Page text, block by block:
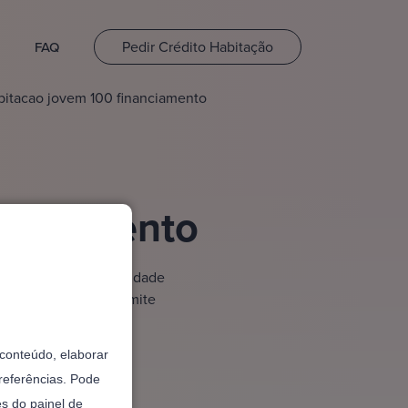
elaborar
Pode
do painel de
FAQ Pedir Crédito Habitação
jovem 100 financiamento
casa sem necessidade
modalidade permite